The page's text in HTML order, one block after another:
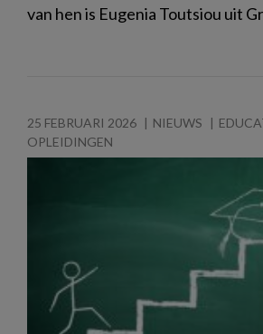
van hen is Eugenia Toutsiou uit
25 FEBRUARI 2026 NIEUWS
OPLEIDINGEN